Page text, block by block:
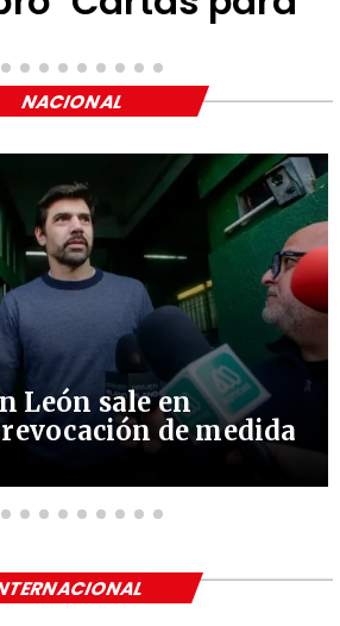
León sale en
de medida
NACIONAL